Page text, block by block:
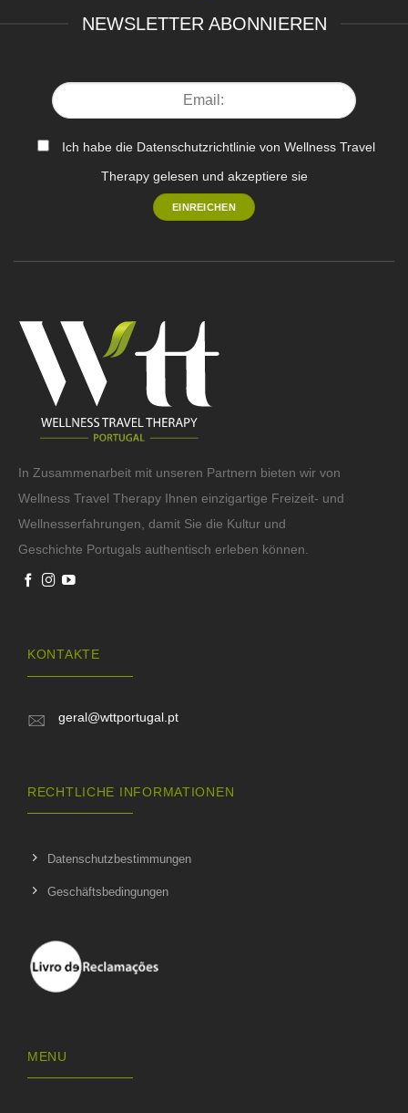
NEWSLETTER ABONNIEREN
Ich habe die Datenschutzrichtlinie von Wellness Travel
Therapy gelesen und akzeptiere sie
In Zusammenarbeit mit unseren Partnern bieten wir von
Wellness Travel Therapy Ihnen einzigartige Freizeit- und
Wellnesserfahrungen, damit Sie die Kultur und
Geschichte Portugals authentisch erleben können.
KONTAKTE
geral@wttportugal.pt
RECHTLICHE INFORMATIONEN
Datenschutzbestimmungen
Geschäftsbedingungen
MENU